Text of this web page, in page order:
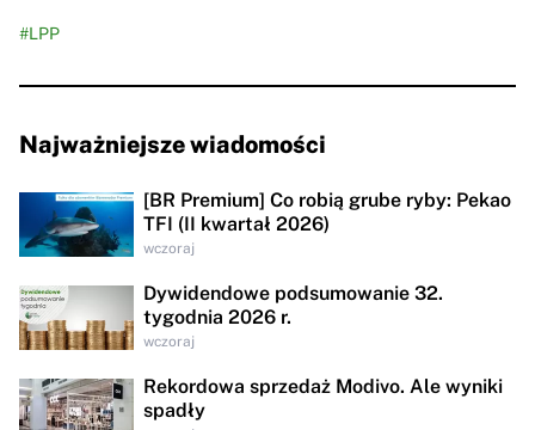
#LPP
Najważniejsze wiadomości
[BR Premium] Co robią grube ryby: Pekao
TFI (II kwartał 2026)
wczoraj
Dywidendowe podsumowanie 32.
tygodnia 2026 r.
wczoraj
Rekordowa sprzedaż Modivo. Ale wyniki
spadły